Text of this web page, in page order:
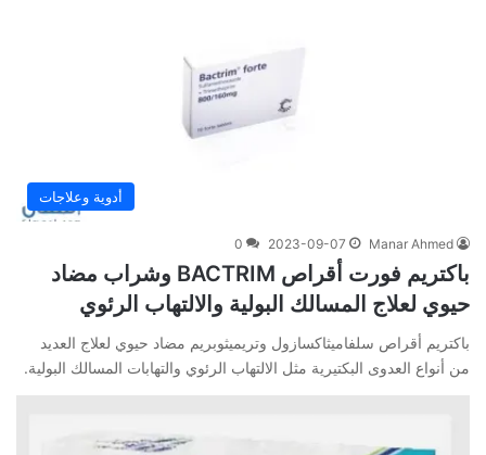
أدوية وعلاجات
Manar Ahmed
2023-09-07
0
باكتريم فورت أقراص BACTRIM وشراب مضاد
حيوي لعلاج المسالك البولية والالتهاب الرئوي
باكتريم أقراص سلفاميثاكسازول وتريميثوبريم مضاد حيوي لعلاج العديد
من أنواع العدوى البكتيرية مثل الالتهاب الرئوي والتهابات المسالك البولية.